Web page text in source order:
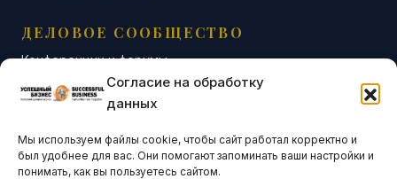
Согласие на обработку
данных
Мы используем файлы cookie, чтобы сайт работал корректно и
был удобнее для вас. Они помогают запоминать ваши настройки и
понимать, как вы пользуетесь сайтом.
ДЕЛОВОЕ СООБЩЕСТВО
Конференции и форумы
Бизнес-клубы и ассоциации
Остальные новости
АНАЛИТИКА И СТАТИСТИКА